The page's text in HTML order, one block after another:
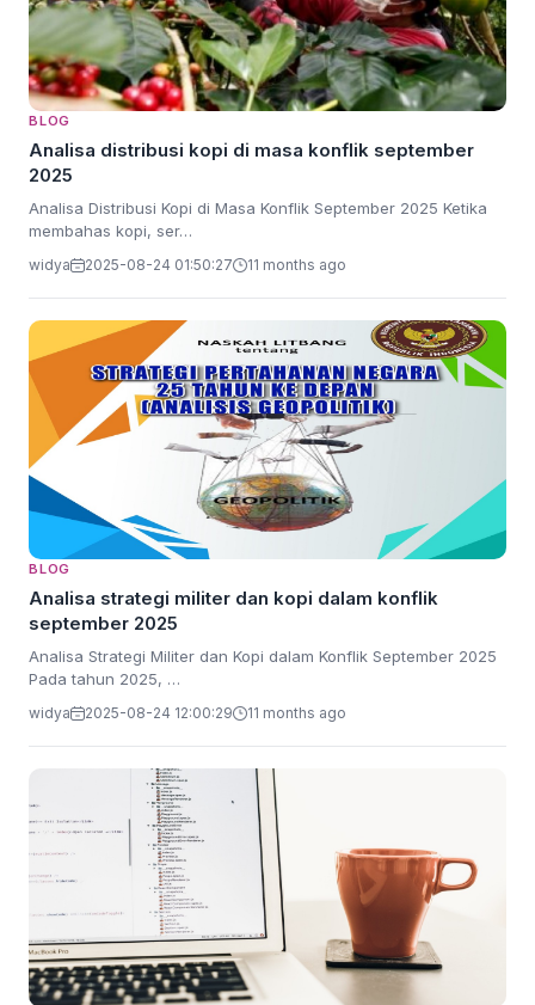
BLOG
Analisa distribusi kopi di masa konflik september
2025
Analisa Distribusi Kopi di Masa Konflik September 2025 Ketika
membahas kopi, ser…
widya 2025-08-24 01:50:27 11 months ago
BLOG
Analisa strategi militer dan kopi dalam konflik
september 2025
Analisa Strategi Militer dan Kopi dalam Konflik September 2025
Pada tahun 2025, …
widya 2025-08-24 12:00:29 11 months ago